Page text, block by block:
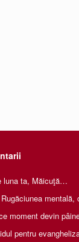
luna ta, Măicuţă…
Rugăciunea mentală,
moment devin
pentru